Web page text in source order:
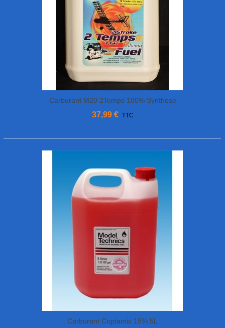
Carburant M20 2Temps 100% Synthèse
5% Nitro 5L Labema
37,99 € TTC
Carburant Coptamix 15% 5L